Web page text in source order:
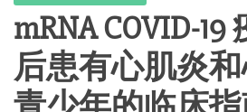
国
少
全
国
mRNA COVID-
后患有心肌炎